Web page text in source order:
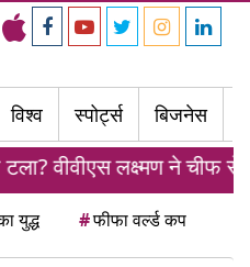
विश्व स्पोर्ट्स बिजनेस
वीवीएस लक्ष्मण ने चीफ
युद्ध #फीफा वर्ल्ड कप